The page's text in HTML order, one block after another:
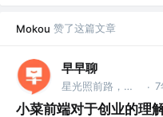
Mokou 赞了这篇文章
早早聊
星光照前路，菜鸟先飞 @早早聊 · 7
小菜前端对于创业的理